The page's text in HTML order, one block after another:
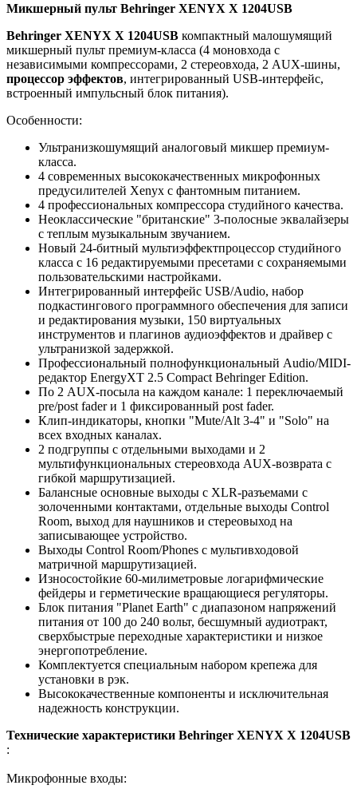
Микшерный пульт Behringer XENYX X 1204USB
Behringer XENYX X 1204USB компактный малошумящий
микшерный пульт премиум-класса (4 моновхода с
независимыми компрессорами, 2 стереовхода, 2 AUX-шины,
процессор эффектов, интегрированный USB-интерфейс,
встроенный импульсный блок питания).
Особенности:
Ультранизкошумящий аналоговый микшер премиум-
класса.
4 современных высококачественных микрофонных
предусилителей Xenyx с фантомным питанием.
4 профессиональных компрессора студийного качества.
Неоклассические "британские" 3-полосные эквалайзеры
с теплым музыкальным звучанием.
Новый 24-битный мультиэффектпроцессор студийного
класса с 16 редактируемыми пресетами с сохраняемыми
пользовательскими настройками.
Интегрированный интерфейс USB/Audio, набор
подкастингового программного обеспечения для записи
и редактирования музыки, 150 виртуальных
инструментов и плагинов аудиоэффектов и драйвер с
ультранизкой задержкой.
Профессиональный полнофункциональный Audio/MIDI-
редактор EnergyXT 2.5 Compact Behringer Edition.
По 2 AUX-посыла на каждом канале: 1 переключаемый
pre/post fader и 1 фиксированный post fader.
Клип-индикаторы, кнопки "Mute/Alt 3-4" и "Solo" на
всех входных каналах.
2 подгруппы с отдельными выходами и 2
мультифункциональных стереовхода AUX-возврата с
гибкой маршрутизацией.
Балансные основные выходы с XLR-разъемами с
золоченными контактами, отдельные выходы Control
Room, выход для наушников и стереовыход на
записывающее устройство.
Выходы Control Room/Phones с мультивходовой
матричной маршрутизацией.
Износостойкие 60-милиметровые логарифмические
фейдеры и герметические вращающиеся регуляторы.
Блок питания "Planet Earth" с диапазоном напряжений
питания от 100 до 240 вольт, бесшумный аудиотракт,
сверхбыстрые переходные характеристики и низкое
энергопотребление.
Комплектуется специальным набором крепежа для
установки в рэк.
Высококачественные компоненты и исключительная
надежность конструкции.
Технические характеристики Behringer XENYX X 1204USB
:
Микрофонные входы: